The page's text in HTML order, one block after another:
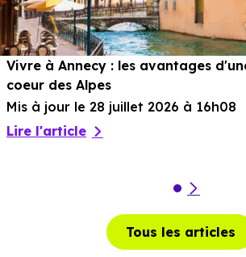
Services :
Police :Commissariat de police
soit 2 min en voiture ou à 736 m,
Poste :La Poste Ambilly à 1.8 km,
ou à 1.4 km, soit 17 min à pied
km, soit 4 min en voiture ou à
Vivre à Annecy : les avantages
coeur des Alpes
Mis à jour le 28 juillet 2026 à 16h08
Lire l'article
Tous les articles